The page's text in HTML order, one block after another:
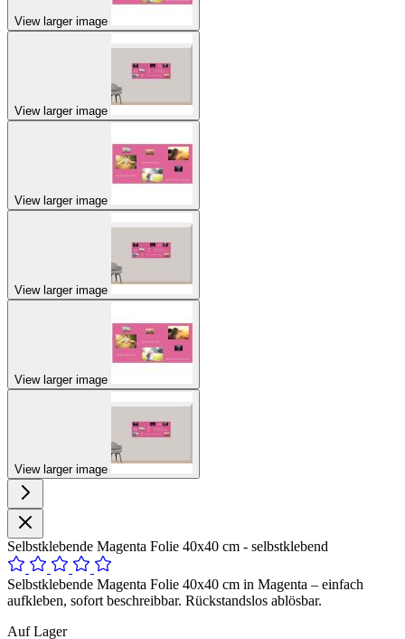
View larger image
View larger image
View larger image
View larger image
View larger image
View larger image
Selbstklebende Magenta Folie 40x40 cm - selbstklebend
Selbstklebende Magenta Folie 40x40 cm in Magenta – einfach
aufkleben, sofort beschreibbar. Rückstandslos ablösbar.
Auf Lager